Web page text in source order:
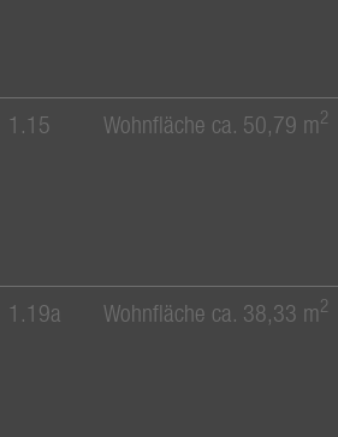
1.15 Wohnfläche ca. 50,79 m2
1.19a Wohnfläche ca. 38,33 m2